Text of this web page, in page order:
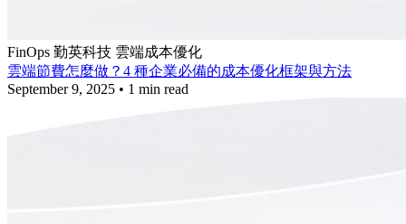
FinOps 勤英科技 雲端成本優化
雲端節費怎麼做？4 種企業必備的成本優化框架與方法
September 9, 2025 • 1 min read